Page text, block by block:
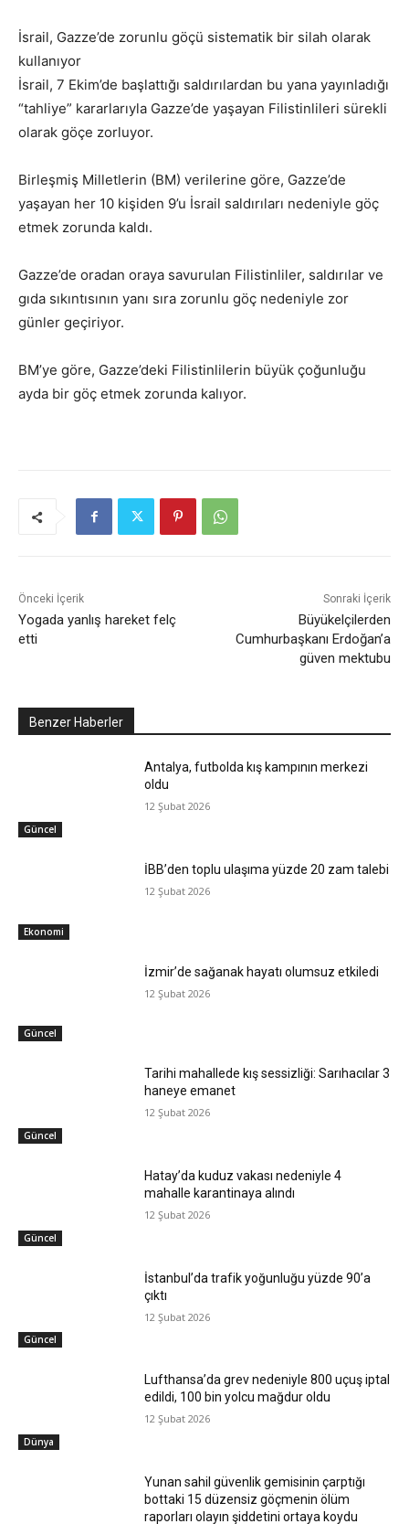
İsrail, Gazze’de zorunlu göçü sistematik bir silah olarak
kullanıyor
İsrail, 7 Ekim’de başlattığı saldırılardan bu yana yayınladığı
“tahliye” kararlarıyla Gazze’de yaşayan Filistinlileri sürekli
olarak göçe zorluyor.
Birleşmiş Milletlerin (BM) verilerine göre, Gazze’de
yaşayan her 10 kişiden 9’u İsrail saldırıları nedeniyle göç
etmek zorunda kaldı.
Gazze’de oradan oraya savurulan Filistinliler, saldırılar ve
gıda sıkıntısının yanı sıra zorunlu göç nedeniyle zor
günler geçiriyor.
BM’ye göre, Gazze’deki Filistinlilerin büyük çoğunluğu
ayda bir göç etmek zorunda kalıyor.
Önceki İçerik
Yogada yanlış hareket felç
etti
Sonraki İçerik
Büyükelçilerden
Cumhurbaşkanı Erdoğan’a
güven mektubu
Benzer Haberler
Güncel
Antalya, futbolda kış kampının merkezi
oldu
12 Şubat 2026
Ekonomi
İBB’den toplu ulaşıma yüzde 20 zam talebi
12 Şubat 2026
Güncel
İzmir’de sağanak hayatı olumsuz etkiledi
12 Şubat 2026
Güncel
Tarihi mahallede kış sessizliği: Sarıhacılar 3
haneye emanet
12 Şubat 2026
Güncel
Hatay’da kuduz vakası nedeniyle 4
mahalle karantinaya alındı
12 Şubat 2026
Güncel
İstanbul’da trafik yoğunluğu yüzde 90’a
çıktı
12 Şubat 2026
Dünya
Lufthansa’da grev nedeniyle 800 uçuş iptal
edildi, 100 bin yolcu mağdur oldu
12 Şubat 2026
Yunan sahil güvenlik gemisinin çarptığı
bottaki 15 düzensiz göçmenin ölüm
raporları olayın şiddetini ortaya koydu